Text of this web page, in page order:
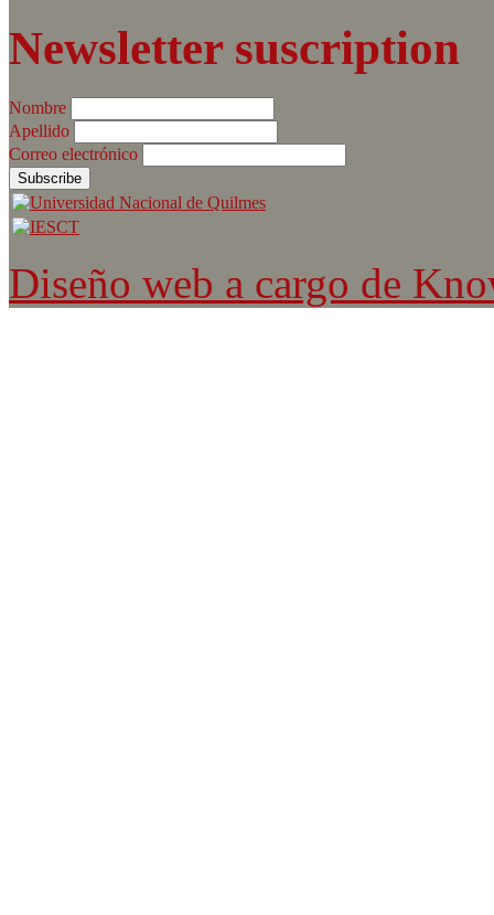
Newsletter suscription
Nombre
Apellido
Correo electrónico
Diseño web a cargo de